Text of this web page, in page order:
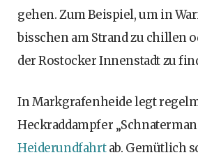
gehen. Zum Beispiel, um in
bisschen am Strand zu chillen
der Rostocker Innenstadt zu
In Markgrafenheide legt
Heckraddampfer
Heiderundfahrtab. Gemütlich